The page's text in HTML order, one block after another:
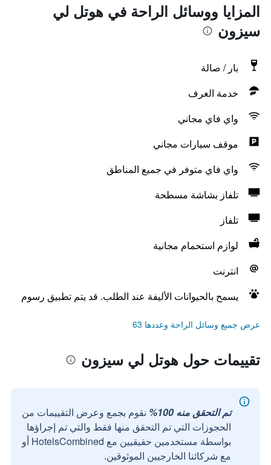
المزايا ووسائل الراحة في هوتل لي
سيزون
بار / صالة
خدمة الغرف
واي فاي مجاني
موقف سيارات مجاني
واي فاي متوفر في جميع المناطق
تلفاز بشاشة مسطحة
تلفاز
لوازم استحمام مجانية
انترنت
يسمح بالحيوانات الأليفة عند الطلب. قد يتم تطبيق رسوم
عرض جميع وسائل الراحة وعددها 63
تقييمات حول هوتل لي سيزون
تم التحقق منه 100%
نقوم بجمع وعرض التقييمات من
الحجوزات التي تم التحقق منها فقط والتي تم إجراؤها
بواسطة مستخدمين حقيقيين مع HotelsCombined أو
مع شركائنا الخارجيين الموثوقين.